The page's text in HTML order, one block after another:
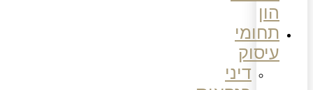
הון
תחומי
עיסוק
דיני